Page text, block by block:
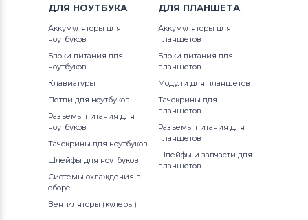
Вентиляторы (кулеры)Lenovo
Вентиляторы (кулеры)Gateway
Вентиляторы (кулеры)FCN
Вентиляторы (кулеры)HP
Вентиляторы (кулеры)
ДЛЯ НОУТБУКА
Аккумуляторы для
ноутбуков
Блоки питания для
ноутбуков
Клавиатуры
Петли для ноутбуков
Разъемы питания для
ноутбуков
Тачскрины для ноутбуков
Шлейфы для ноутбуков
Системы охлаждения в
сборе
Вентиляторы (кулеры)
ДЛЯ ПЛАНШЕТА
Аккумуляторы для
планшетов
Блоки питания для
планшетов
Модули для планшетов
Тачскрины для
планшетов
Разъемы питания для
планшетов
Шлейфы и запчасти для
планшетов